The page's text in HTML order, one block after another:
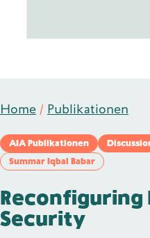
Home/ Publikationen
AIA Publikationen
Summar Iqbal Babar
Reconfiguring
Security